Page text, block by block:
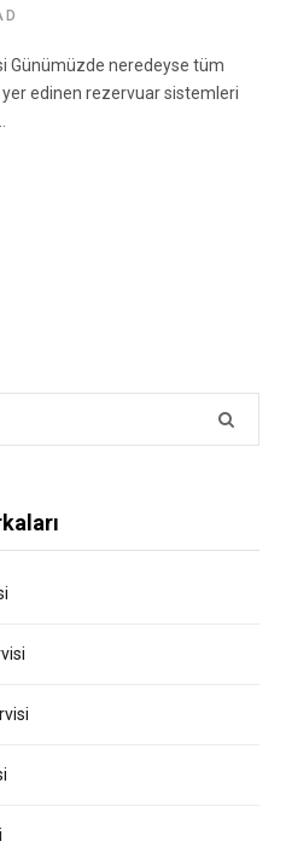
Günümüzde neredeyse tüm
edinen rezervuar sistemleri